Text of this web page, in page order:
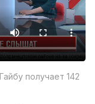
получает 142